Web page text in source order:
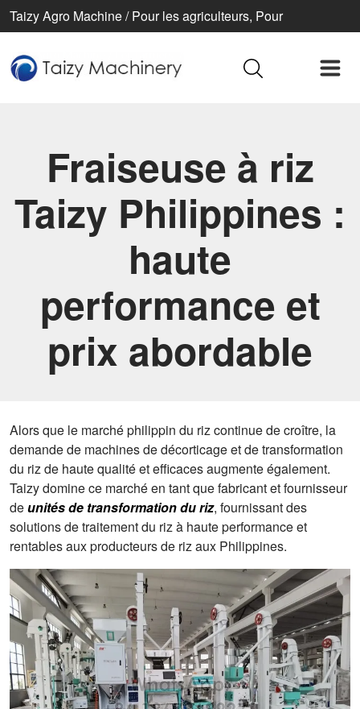
Taizy Agro Machine / Pour les agriculteurs, Pour
Fraiseuse à riz
Taizy Philippines :
haute
performance et
prix abordable
Alors que le marché philippin du riz continue de croître, la
demande de machines de décorticage et de transformation
du riz de haute qualité et efficaces augmente également.
Taizy domine ce marché en tant que fabricant et fournisseur
deunités de transformation du riz, fournissant des
solutions de traitement du riz à haute performance et
rentables aux producteurs de riz aux Philippines.